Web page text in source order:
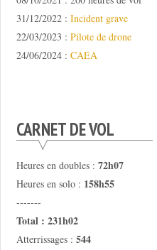
31/12/2022 : Incident grave
22/03/2023 : Pilote de drone
24/06/2024 : CAEA
CARNET DE VOL
Heures en doubles : 72h07
Heures en solo : 158h55
-------
Total : 231h02
Atterrissages : 544